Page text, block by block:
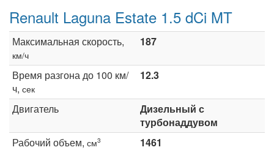
Renault Laguna Estate 1.5 dCi MT
Максимальная скорость,
км/ч
187
Время разгона до 100 км/
ч, сек
12.3
Двигатель
Дизельный с
турбонаддувом
Рабочий объем, см3
1461